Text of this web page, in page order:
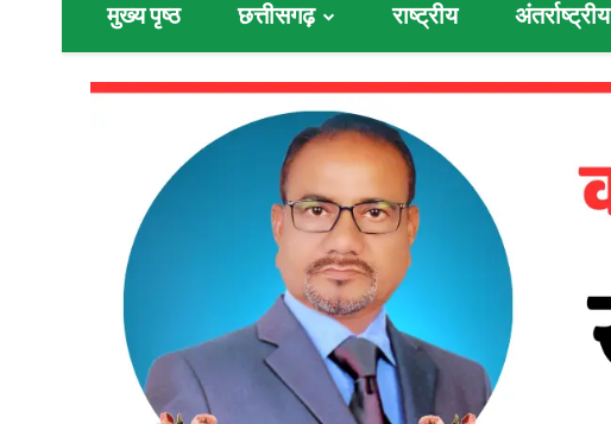
मुख्य पृष्ठ छत्तीसगढ़ राष्ट्रीय अंतर्राष्ट्रीय